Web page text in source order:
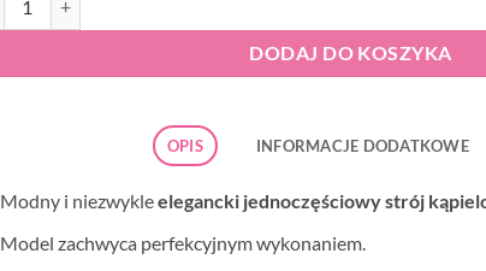
DODAJ DO KOSZYKA
OPIS INFORMACJE DODATKOWE
Modny i niezwykleelegancki jednoczęściowy strój
Model zachwyca perfekcyjnym wykonaniem.